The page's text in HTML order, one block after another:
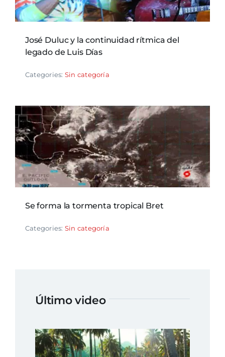
José Duluc y la continuidad rítmica del
legado de Luis Días
Categories: Sin categoría
Se forma la tormenta tropical Bret
Categories: Sin categoría
Último video